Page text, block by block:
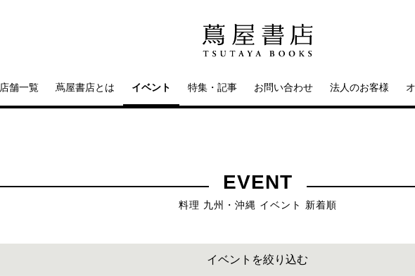
店舗一覧 蔦屋書店とは イベント 特集・記事 お問い合わせ 法人のお客様
EVENT
料理 九州・沖縄 イベント 新着順
イベントを絞り込む